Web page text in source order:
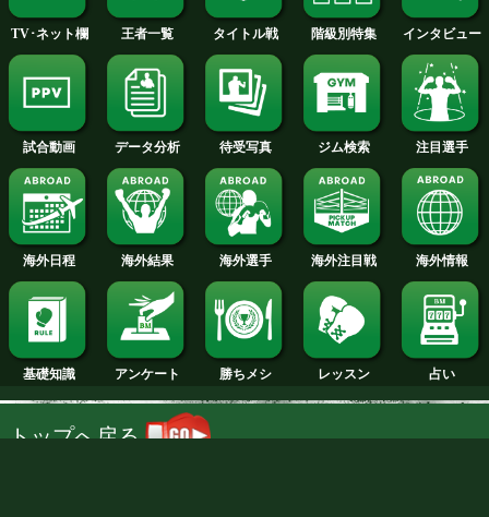
ミラン・メリンド(比)練習動画
試合日程 試合結果 新人王 ランキング
TV･ネット欄 王者一覧 タイトル戦 階級別特集